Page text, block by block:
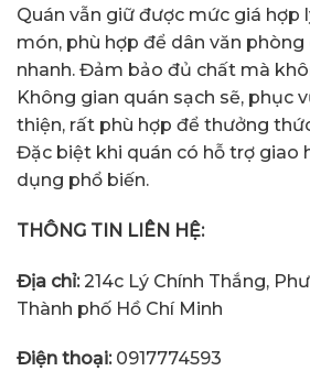
Quán vẫn giữ được mức giá hợp
món, phù hợp để dân văn
nhanh. Đảm bảo đủ chất mà
Không gian quán sạch sẽ, phục
thiện, rất phù hợp để thưởng
Đặc biệt khi quán có hỗ trợ giao
dụng phổ biến.
THÔNG TIN LIÊN HỆ:
Địa chỉ:214c Lý Chính Thắng,
Thành phố Hồ Chí Minh
Điện thoại:0917774593